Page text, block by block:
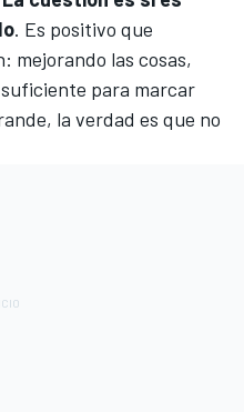
. Es positivo que
mejorando las cosas,
para marcar
la verdad es que no